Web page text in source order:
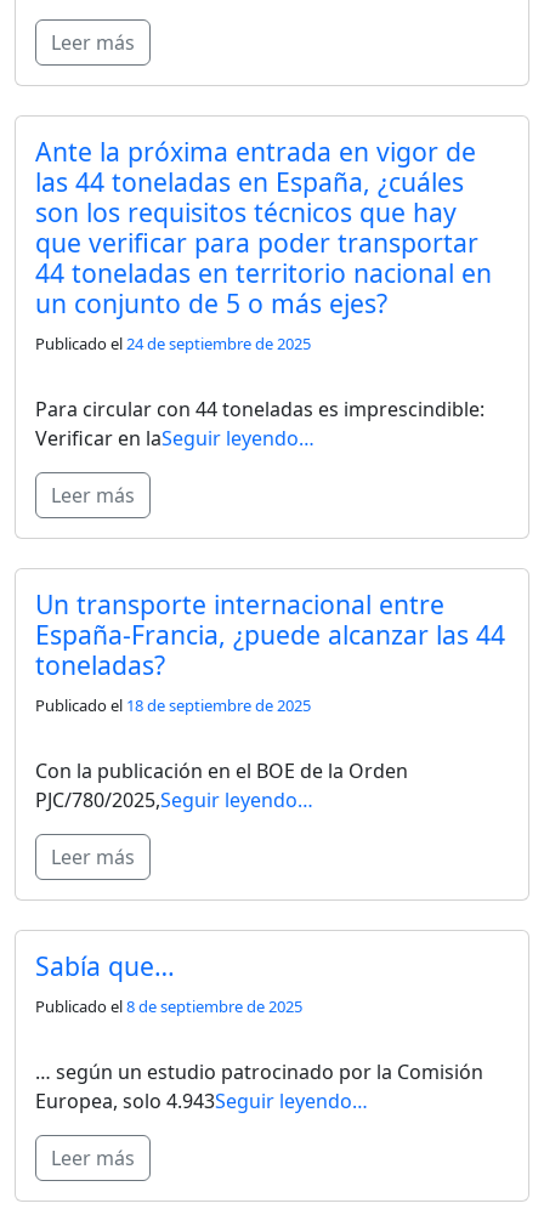
Leer más
Ante la próxima entrada en vigor de
las 44 toneladas en España, ¿cuáles
son los requisitos técnicos que hay
que verificar para poder transportar
44 toneladas en territorio nacional en
un conjunto de 5 o más ejes?
Publicado el24 de septiembre de 2025
Para circular con 44 toneladas es imprescindible:
Verificar en laSeguir leyendo…
Leer más
Un transporte internacional entre
España-Francia, ¿puede alcanzar las 44
toneladas?
Publicado el 18 de septiembre de 2025
Con la publicación en el BOE de la Orden
PJC/780/2025,Seguir leyendo…
Leer más
Sabía que…
Publicado el8 de septiembre de 2025
… según un estudio patrocinado por la Comisión
Europea, solo 4.943Seguir leyendo…
Leer más